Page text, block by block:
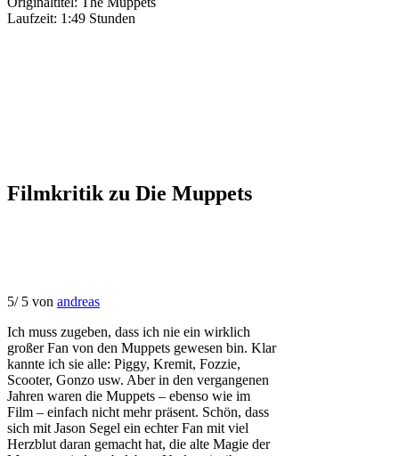
Laufzeit: 1:49 Stunden
Filmkritik zu Die Muppets
5/ 5 von andreas
Ich muss zugeben, dass ich nie ein wirklich
großer Fan von den Muppets gewesen bin. Klar
kannte ich sie alle: Piggy, Kremit, Fozzie,
Scooter, Gonzo usw. Aber in den vergangenen
Jahren waren die Muppets – ebenso wie im
Film – einfach nicht mehr präsent. Schön, dass
sich mit Jason Segel ein echter Fan mit viel
Herzblut daran gemacht hat, die alte Magie der